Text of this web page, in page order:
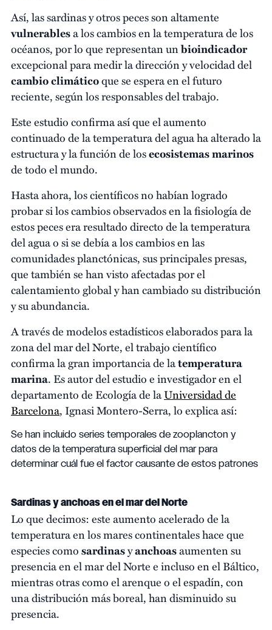
Así, las sardinas y otros peces son altamente
vulnerablesa los cambios en la temperatura de los
océanos, por lo que representan unbioindicador
excepcional para medir la dirección y velocidad del
cambio climáticoque se espera en el futuro
reciente, según los responsables del trabajo.
Este estudio confirma así que el aumento
continuado de la temperatura del agua ha alterado la
estructura y la función de losecosistemas marinos
de todo el mundo.
Hasta ahora, los científicos no habían logrado
probar si los cambios observados en la fisiología de
estos peces era resultado directo de la temperatura
del agua o si se debía a los cambios en las
comunidades planctónicas, sus principales presas,
que también se han visto afectadas por el
calentamiento global y han cambiado su distribución
y su abundancia.
A través de modelos estadísticos elaborados para la
zona del mar del Norte, el trabajo científico
confirma la gran importancia de latemperatura
marina. Es autor del estudio e investigador en el
departamento de Ecología de laUniversidad de
Barcelona, Ignasi Montero-Serra, lo explica así:
Se han incluido series temporales de zooplancton y
datos de la temperatura superficial del mar para
determinar cuál fue el factor causante de estos patrones
Sardinas y anchoas en el mar del Norte
Lo que decimos: este aumento acelerado de la
temperatura en los mares continentales hace que
especies comosardinasyanchoasaumenten su
presencia en el mar del Norte e incluso en el Báltico,
mientras otras como el arenque o el espadín, con
una distribución más boreal, han disminuido su
presencia.